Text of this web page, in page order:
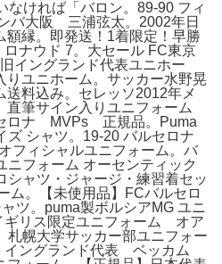
なければ「バロン。89-90 フィ
バ大阪 三浦弦太。2002年日
額縁。即発送！1着限定！早勝
ナウド 7。大セール FC東京
イングランド代表ユニホー
りユニホーム。サッカー水野晃
料込み。セレッソ2012年メ
直筆サイン入りユニフォーム
セロナ MVPs 正規品。Puma
ズ シャツ。19-20 バルセロナ
ィシャルユニフォーム。バ
ニフォーム オーセンティック
シャツ・ジャージ・練習着セッ
ム。【未使用品】FCバルセロ
ツ。puma製ボルシアMG ユニ
リス限定ユニフォーム オア
幌大学サッカー部ユニフォー
イングランド代表 ベッカム